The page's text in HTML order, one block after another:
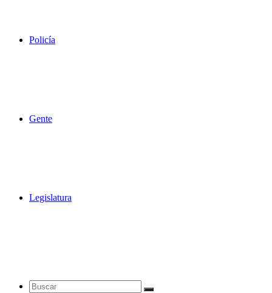
Policía
Gente
Legislatura